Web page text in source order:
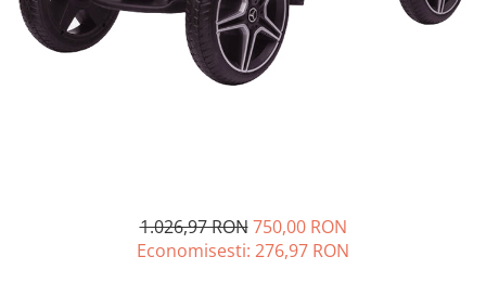
1.026,97 RON 750,00 RON
Economisesti: 276,97 RON